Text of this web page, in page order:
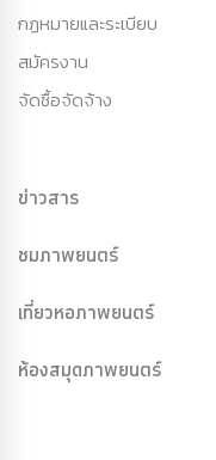
กฏหมายและระเบียบ
สมัครงาน
จัดซื้อจัดจ้าง
ข่าวสาร
ชมภาพยนตร์
เที่ยวหอภาพยนตร์
ห้องสมุดภาพยนตร์